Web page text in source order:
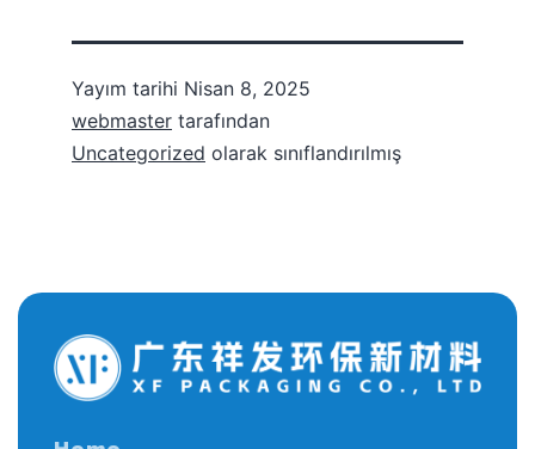
Yayım tarihi Nisan 8, 2025
webmaster tarafından
Uncategorized olarak sınıflandırılmış